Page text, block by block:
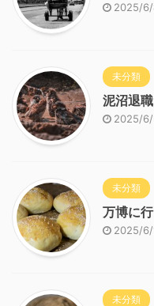
2025/
未分類
泥沼退職
2025/
未分類
万博に
2025/6/
未分類